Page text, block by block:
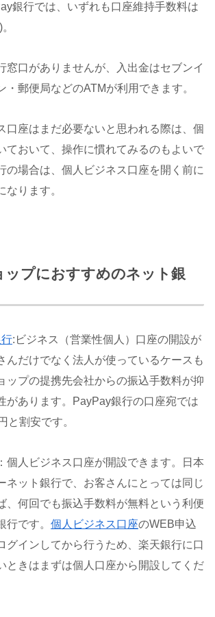
銀行では、いずれも口座維持手数料は
窓口がありませんが、入出金はセブンイ
・郵便局などのATMが利用できます。
口座はまだ必要ないと思われる際は、個
ておいて、操作に慣れてみるのもよいで
の場合は、個人ビジネス口座を開く前に
なります。
ップにおすすめのネット銀
:ビジネス（営業性個人）口座の開設が
んだけでなく法人が使っているケースも
ップの提携先会社からの振込手数料が抑
があります。PayPay銀行の口座宛では
と割安です。
：個人ビジネス口座が開設できます。日本
ネット銀行で、お客さんにとっては同じ
、何回でも振込手数料が無料という利便
行です。 個人ビジネス口座のWEB申込
グインしてから行うため、楽天銀行に口
ときはまずは個人口座から開設してくだ